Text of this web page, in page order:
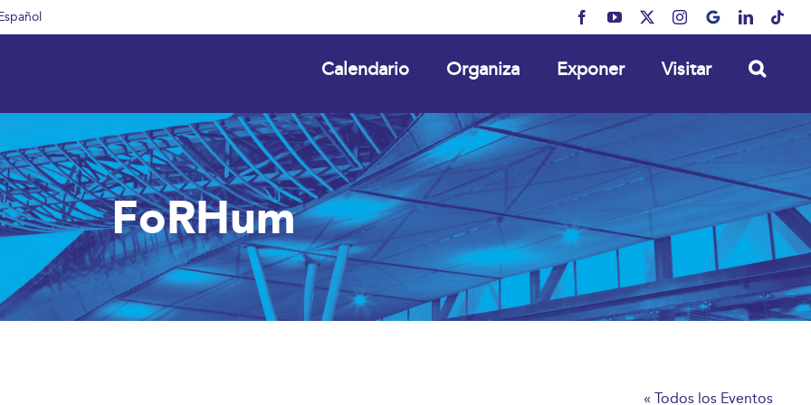
FacebookYouTube Instagram
MyBusinessLinkedIn
Calendario Organiza Exponer Visitar
FoRHum
« Todos los Eventos